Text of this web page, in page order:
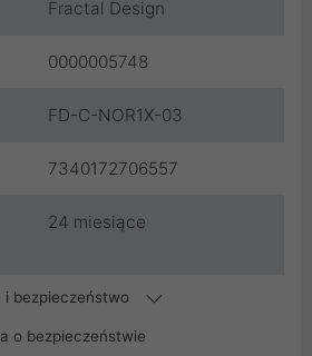
Fractal Design
0000005748
FD-C-NOR1X-03
7340172706557
24 miesiące
i bezpieczeństwo
o bezpieczeństwie